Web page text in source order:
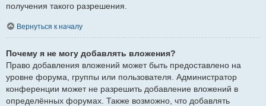
получения такого разрешения.
Вернуться к началу
Почему я не могу добавлять вложения?
Право добавления вложений может быть предоставлено на
уровне форума, группы или пользователя. Администратор
конференции может не разрешить добавление вложений в
определённых форумах. Также возможно, что добавлять